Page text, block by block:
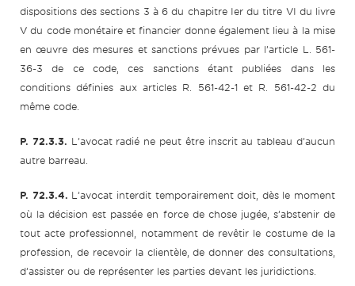
dispositions des sections 3 à 6 du chapitre Ier du titre VI du livre
V du code monétaire et financier donne également lieu à la mise
en œuvre des mesures et sanctions prévues par l’article L. 561-
36-3 de ce code, ces sanctions étant publiées dans les
conditions définies aux articles R. 561-42-1 et R. 561-42-2 du
même code.
P. 72.3.3. L’avocat radié ne peut être inscrit au tableau d’aucun
autre barreau.
P. 72.3.4. L’avocat interdit temporairement doit, dès le moment
où la décision est passée en force de chose jugée, s’abstenir de
tout acte professionnel, notamment de revêtir le costume de la
profession, de recevoir la clientèle, de donner des consultations,
d’assister ou de représenter les parties devant les juridictions.